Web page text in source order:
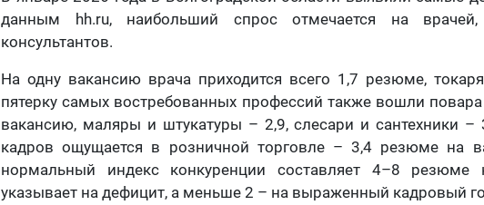
данным hh.ru, наибольший спрос отмечается на
консультантов.
На одну вакансию врача приходится всего 1,7 резюме,
пятерку самых востребованных профессий также вошли
вакансию, маляры и штукатуры – 2,9, слесари и сантехники –
кадров ощущается в розничной торговле – 3,4 резюме на
нормальный индекс конкуренции составляет 4–8
указывает на дефицит, а меньше 2 – на выраженный кадровый